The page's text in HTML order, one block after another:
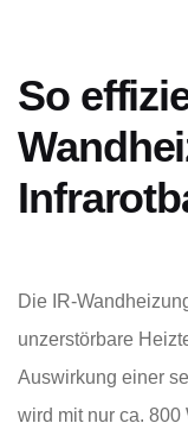
So
Die IR-
unzerstörbare
Auswirkung einer
wird mit nur ca. 800